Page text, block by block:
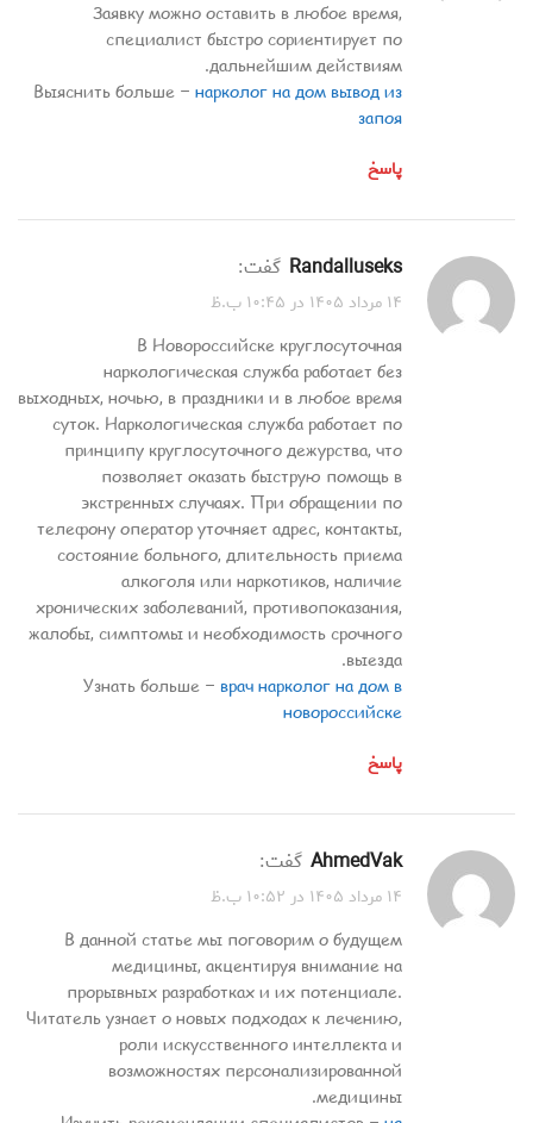
Заявку можно оставить в любое время,
специалист быстро сориентирует по
дальнейшим действиям.
Выяснить больше – нарколог на дом вывод из
запоя
پاسخ
Randalluseks گفت:
۱۴ مرداد ۱۴۰۵ در ۱۰:۴۵ ب.ظ
В Новороссийске круглосуточная
наркологическая служба работает без
выходных, ночью, в праздники и в любое время
суток. Наркологическая служба работает по
принципу круглосуточного дежурства, что
позволяет оказать быструю помощь в
экстренных случаях. При обращении по
телефону оператор уточняет адрес, контакты,
состояние больного, длительность приема
алкоголя или наркотиков, наличие
хронических заболеваний, противопоказания,
жалобы, симптомы и необходимость срочного
выезда.
Узнать больше – врач нарколог на дом в
новороссийске
پاسخ
AhmedVak گفت:
۱۴ مرداد ۱۴۰۵ در ۱۰:۵۲ ب.ظ
В данной статье мы поговорим о будущем
медицины, акцентируя внимание на
прорывных разработках и их потенциале.
Читатель узнает о новых подходах к лечению,
роли искусственного интеллекта и
возможностях персонализированной
медицины.